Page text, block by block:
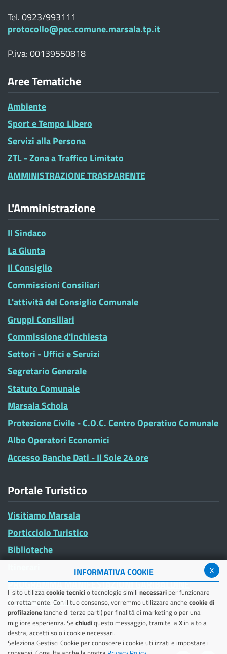
Tel. 0923/993111
protocollo@pec.comune.marsala.tp.it
P.iva: 00139550818
Aree Tematiche
Ambiente
Sport e Tempo Libero
Servizi alla Persona
ZTL - Zona a Traffico Limitato
AMMINISTRAZIONE TRASPARENTE
L'Amministrazione
Il Sindaco
La Giunta
Il Consiglio
Commissioni Consiliari
L'attività del Consiglio Comunale
Gruppi Consiliari
Commissione d'inchiesta
Settori - Uffici e Servizi
Segretario Generale
Statuto Comunale
Marsala Schola
Protezione Civile - C.O.C. Centro Operativo Comunale
Albo Operatori Economici
Accesso Banche Dati - Il Sole 24 ore
Portale Turistico
Visitiamo Marsala
Porticciolo Turistico
Biblioteche
PROGRAMMA MANIFESTAZIONI GARIBALDINE
Summer School
x
INFORMATIVA COOKIE
Il sito utilizzacookie tecnicio tecnologie simili necessari per funzionare
correttamente. Con il tuo consenso, vorremmo utilizzare anche cookie di
profilazione(anche di terze parti) per finalità di marketing o per una
migliore esperienza. Se chiudiquesto messaggio, tramite laX in alto a
destra, accetti solo i cookie necessari.
Seleziona Gestisci Cookie per conoscere i cookie utilizzati e impostare i